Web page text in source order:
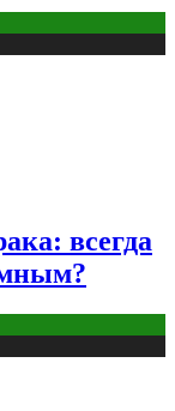
всегда